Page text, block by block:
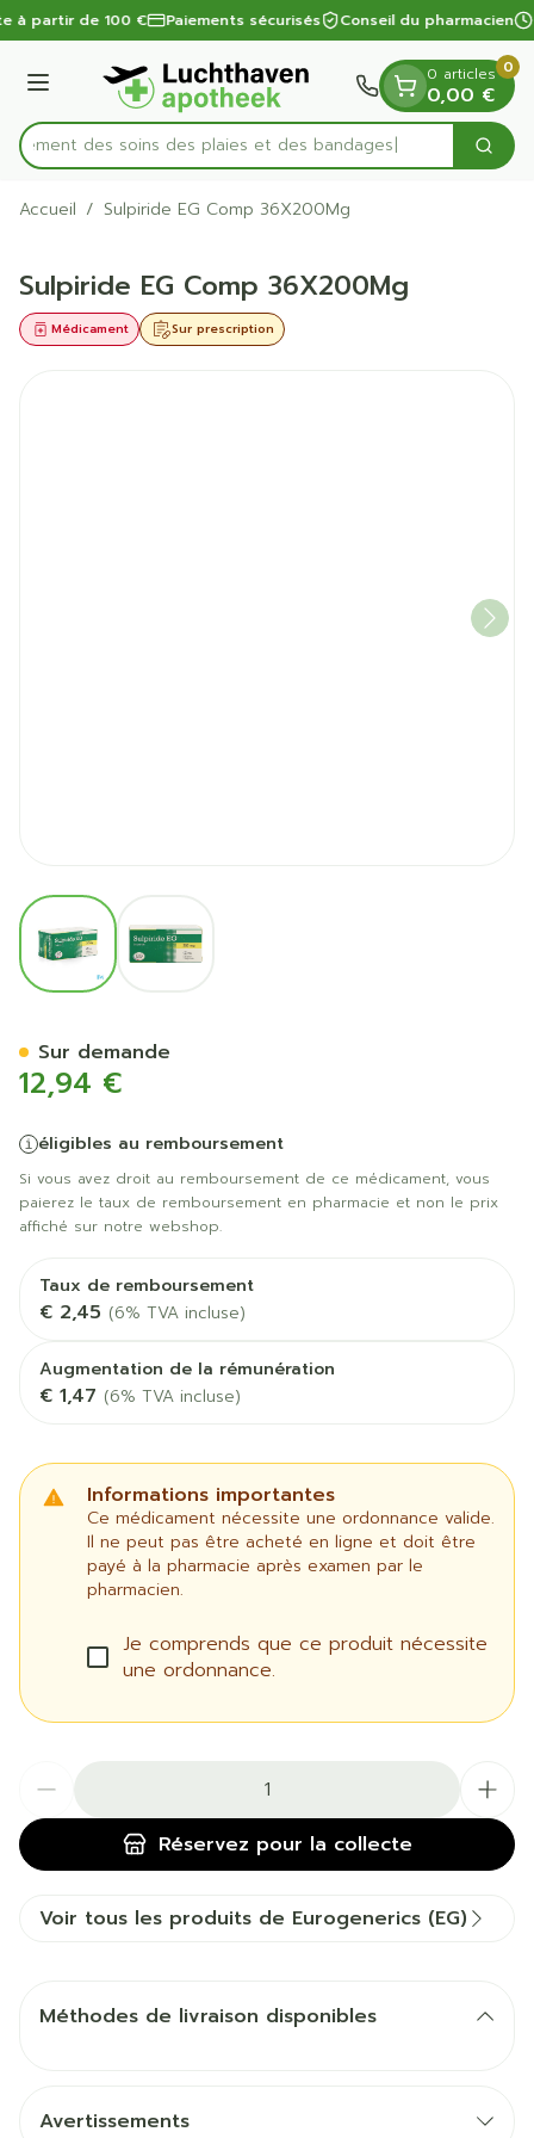
Aller au contenu
1 de 1
à partir de 100 € Paiements sécurisés Conseil du pharmacien
Menu
Rechercherdes soins des plaies et des bandages
0 articles
0,00 €
0
Accueil / Sulpiride EG Comp 36X200Mg
Sulpiride EG Comp 36X200Mg
Sur prescription
Médicament
View larger image
12,94 €
éligibles au remboursement
Si vous avez droit au remboursement de ce médicament, vous
paierez le taux de remboursement en pharmacie et non le prix
affiché sur notre webshop.
Taux de remboursement
€ 2,45 (6% TVA incluse)
Augmentation de la rémunération
€ 1,47 (6% TVA incluse)
Informations importantes
Ce médicament nécessite une ordonnance valide.
Il ne peut pas être acheté en ligne et doit être
payé à la pharmacie après examen par le
pharmacien.
Je comprends que ce produit nécessite
une ordonnance.
Réservez pour la collecte
Sur demande
Voir tous les produits de Eurogenerics (EG)
Méthodes de livraison disponibles
Avertissements